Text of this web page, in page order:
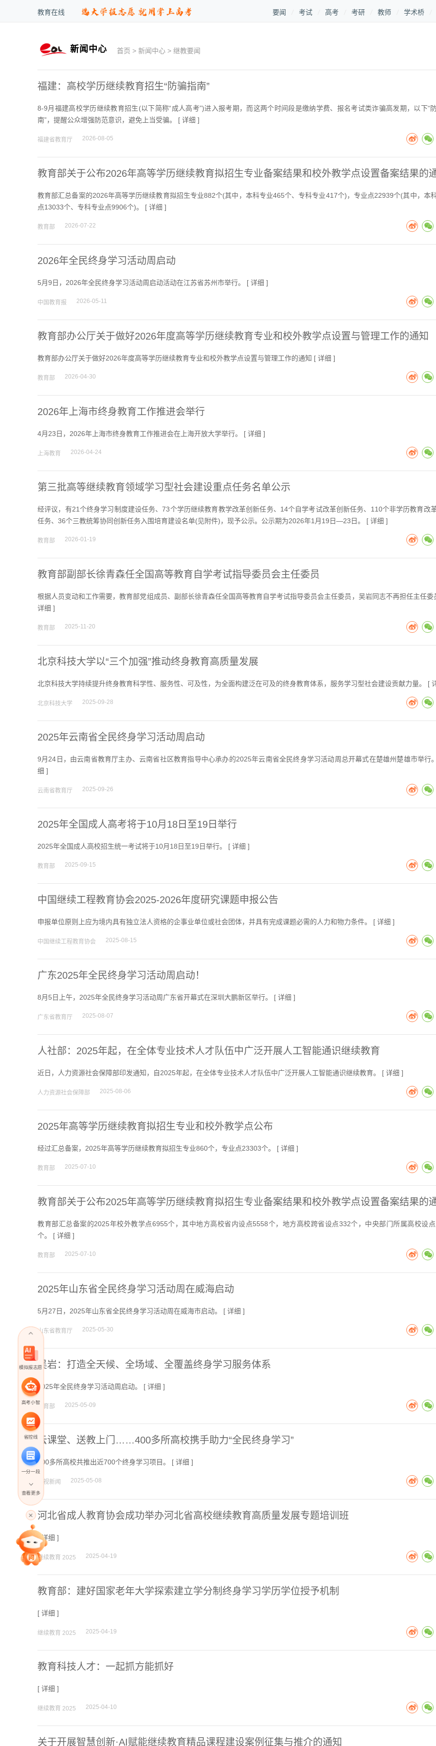
教育在线 要闻 考试 高考 考研 教师 学术桥
新闻中心 首页 >新闻中心 >继教要闻
福建：高校学历继续教育招生“防骗指南”
8-9月福建高校学历继续教育招生(以下简称“成人高考”)进入报考期，而这两个时间段是缴纳学费、报名考试类诈骗高发期，以下“
南”，提醒公众增强防范意识，避免上当受骗。 [ 详细 ]
福建省教育厅 2026-08-05
教育部关于公布2026年高等学历继续教育拟招生专业备案结果和校外教学点设置备案结果的
教育部汇总备案的2026年高等学历继续教育拟招生专业882个(其中，本科专业465个、专科专业417个)，专业点22939个(其中，本
点13033个、专科专业点9906个)。 [ 详细 ]
教育部 2026-07-22
2026年全民终身学习活动周启动
5月9日，2026年全民终身学习活动周启动活动在江苏省苏州市举行。 [ 详细 ]
中国教育报 2026-05-11
教育部办公厅关于做好2026年度高等学历继续教育专业和校外教学点设置与管理工作的通知
教育部办公厅关于做好2026年度高等学历继续教育专业和校外教学点设置与管理工作的通知 [ 详细 ]
教育部 2026-04-30
2026年上海市终身教育工作推进会举行
4月23日，2026年上海市终身教育工作推进会在上海开放大学举行。 [ 详细 ]
上海教育 2026-04-24
第三批高等继续教育领域学习型社会建设重点任务名单公示
经评议，有21个终身学习制度建设任务、73个学历继续教育教学改革创新任务、14个自学考试改革创新任务、110个非学历教育改
任务、36个三教统筹协同创新任务入围培育建设名单(见附件)，现予公示。公示期为2026年1月19日—23日。 [ 详细 ]
教育部 2026-01-19
教育部副部长徐青森任全国高等教育自学考试指导委员会主任委员
根据人员变动和工作需要，教育部党组成员、副部长徐青森任全国高等教育自学考试指导委员会主任委员，吴岩同志不再担任主任委
详细 ]
教育部 2025-11-20
北京科技大学以“三个加强”推动终身教育高质量发展
北京科技大学持续提升终身教育科学性、服务性、可及性，为全面构建泛在可及的终身教育体系，服务学习型社会建设贡献力量。 [
北京科技大学 2025-09-28
2025年云南省全民终身学习活动周启动
9月24日，由云南省教育厅主办、云南省社区教育指导中心承办的2025年云南省全民终身学习活动周总开幕式在楚雄州楚雄市举行
细 ]
云南省教育厅 2025-09-26
2025年全国成人高考将于10月18日至19日举行
2025年全国成人高校招生统一考试将于10月18日至19日举行。 [ 详细 ]
教育部 2025-09-15
中国继续工程教育协会2025-2026年度研究课题申报公告
申报单位原则上应为境内具有独立法人资格的企事业单位或社会团体，并具有完成课题必需的人力和物力条件。 [ 详细 ]
中国继续工程教育协会 2025-08-15
广东2025年全民终身学习活动周启动！
8月5日上午，2025年全民终身学习活动周广东省开幕式在深圳大鹏新区举行。 [ 详细 ]
广东省教育厅 2025-08-07
人社部：2025年起，在全体专业技术人才队伍中广泛开展人工智能通识继续教育
近日，人力资源社会保障部印发通知，自2025年起，在全体专业技术人才队伍中广泛开展人工智能通识继续教育。 [ 详细 ]
人力资源社会保障部 2025-08-06
2025年高等学历继续教育拟招生专业和校外教学点公布
经过汇总备案，2025年高等学历继续教育拟招生专业860个，专业点23303个。 [ 详细 ]
教育部 2025-07-10
教育部关于公布2025年高等学历继续教育拟招生专业备案结果和校外教学点设置备案结果的
教育部汇总备案的2025年校外教学点6955个，其中地方高校省内设点5558个，地方高校跨省设点332个，中央部门所属高校设
个。 [ 详细 ]
教育部 2025-07-10
2025年山东省全民终身学习活动周在威海启动
5月27日，2025年山东省全民终身学习活动周在威海市启动。 [ 详细 ]
山东省教育厅 2025-05-30
吴岩：打造全天候、全场域、全覆盖终身学习服务体系
2025年全民终身学习活动周启动。 [ 详细 ]
教育部 2025-05-09
云课堂、送教上门……400多所高校携手助力“全民终身学习”
400多所高校共推出近700个终身学习项目。 [ 详细 ]
央视新闻 2025-05-08
河北省成人教育协会成功举办河北省高校继续教育高质量发展专题培训班
[详细 ]
继续教育 2025 2025-04-19
教育部：建好国家老年大学探索建立学分制终身学习学历学位授予机制
[ 详细 ]
继续教育 2025 2025-04-19
教育科技人才：一起抓方能抓好
[ 详细 ]
继续教育 2025 2025-04-10
关于开展智慧创新·AI赋能继续教育精品课程建设案例征集与推介的通知
模拟报志愿
高考小智
省控线
一分一段
高考直播
专家指导课
院校排行
高考作文
查看更多